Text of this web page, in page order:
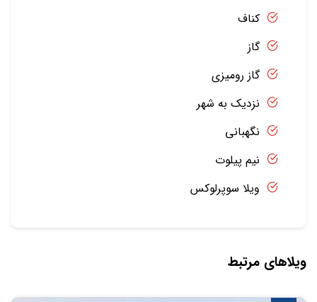
کناف
گاز
گاز رومیزی
نزدیک به شهر
نگهبانی
نیم پیلوت
ویلا سوپرلوکس
ویلاهای مرتبط